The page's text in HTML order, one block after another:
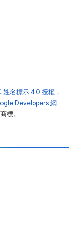
姓名標示 4.0 授權 ，
Developers 網
標。